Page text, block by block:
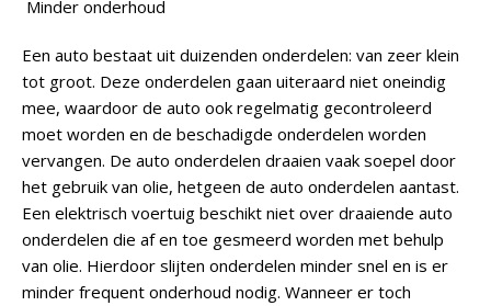
Minder onderhoud
Een auto bestaat uit duizenden onderdelen: van zeer klein
tot groot. Deze onderdelen gaan uiteraard niet oneindig
mee, waardoor de auto ook regelmatig gecontroleerd
moet worden en de beschadigde onderdelen worden
vervangen. De auto onderdelen draaien vaak soepel door
het gebruik van olie, hetgeen de auto onderdelen aantast.
Een elektrisch voertuig beschikt niet over draaiende auto
onderdelen die af en toe gesmeerd worden met behulp
van olie. Hierdoor slijten onderdelen minder snel en is er
minder frequent onderhoud nodig. Wanneer er toch